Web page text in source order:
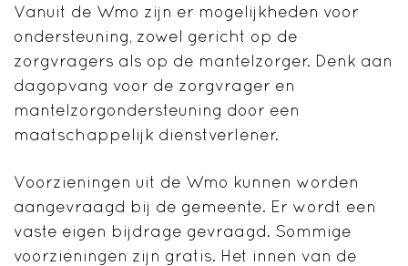
Vanuit de Wmo zijn er mogelijkheden voor
ondersteuning, zowel gericht op de
zorgvragers als op de mantelzorger. Denk aan
dagopvang voor de zorgvrager en
mantelzorgondersteuning door een
maatschappelijk dienstverlener.
Voorzieningen uit de Wmo kunnen worden
aangevraagd bij de gemeente. Er wordt een
vaste eigen bijdrage gevraagd. Sommige
voorzieningen zijn gratis. Het innen van de